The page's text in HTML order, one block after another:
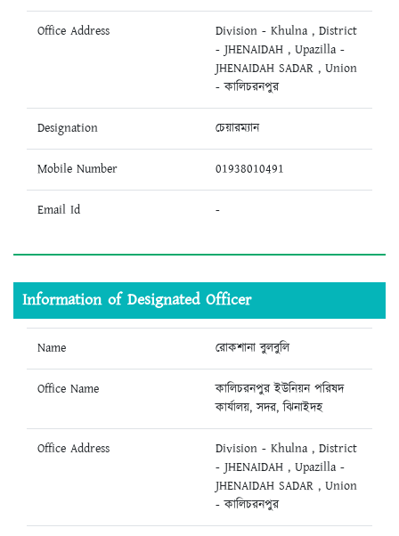
Office Address
Division - Khulna , District
- JHENAIDAH , Upazilla -
JHENAIDAH SADAR , Union
- কালিচরনপুর
Designation চেয়ারম্যান
Mobile Number 01938010491
Email Id -
Information of Designated Officer
Name রোকশানা বুলবুলি
Office Name
কালিচরনপুর ইউনিয়ন পরিষদ
কার্যালয়, সদর, ঝিনাইদহ
Office Address
Division - Khulna , District
- JHENAIDAH , Upazilla -
JHENAIDAH SADAR , Union
- কালিচরনপুর